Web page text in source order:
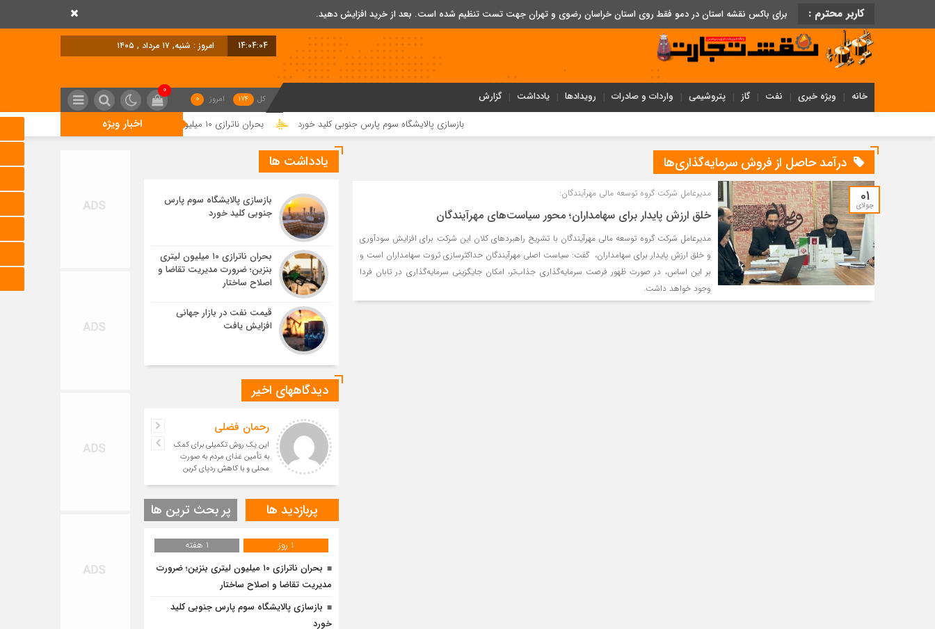
کاربر محترم : برای باکس نقشه استان در دمو فقط روی استان خراسان رضوی و تهران جهت تست تنظیم شده است. بعد از خرید افزایش دهید.
14:04:05 امروز : شنبه, ۱۷ مرداد , ۱۴۰۵
خانه ویژه خبری نفت گاز پتروشیمی واردات و صادرات رویدادها یادداشت گزارش کل 174 امروز 0
0
اخبار ویژه بازسازی پالایشگاه سوم پارس جنوبی کلید خورد بحران ناترازی ۱۰ میلیون لیتری بنزین؛ ضرورت مدیریت تقاضا و اصلاح ساختار
درآمد حاصل از فروش سرمایه‌گذاری‌ها
01
جولای
مدیرعامل شرکت گروه توسعه مالی مهرآیندگان:
خلق ارزش پایدار برای سهامداران؛ محور سیاست‌های مهرآیندگان
مدیرعامل شرکت گروه توسعه مالی مهرآیندگان با تشریح راهبردهای کلان این شرکت برای افزایش سودآوری
و خلق ارزش پایدار برای سهامداران، گفت: سیاست اصلی مهرآیندگان حداکثرسازی ثروت سهامداران است و
بر این اساس، در صورت ظهور فرصت سرمایه‌گذاری جذاب‌تر، امکان جایگزینی سرمایه‌گذاری در تابان فردا
وجود خواهد داشت.
یادداشت ها
بازسازی پالایشگاه سوم پارس
جنوبی کلید خورد
بحران ناترازی ۱۰ میلیون لیتری
بنزین؛ ضرورت مدیریت تقاضا و
اصلاح ساختار
قیمت نفت در بازار جهانی
افزایش یافت
دیدگاههای اخیر
رحمان فضلی
این یک روش تکمیلی برای کمک
به تأمین غذای مردم به صورت
محلی و با کاهش ردپای کربن
پربازدید ها پر بحث ترین ها
1 روز
1 هفته
بحران ناترازی ۱۰ میلیون لیتری بنزین؛ ضرورت
مدیریت تقاضا و اصلاح ساختار
بازسازی پالایشگاه سوم پارس جنوبی کلید
خورد